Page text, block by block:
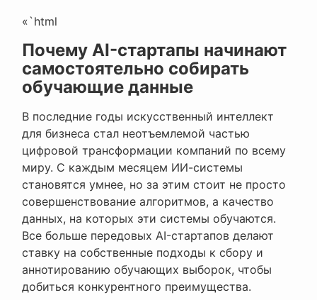
«`html
Почему AI-стартапы начинают
самостоятельно собирать
обучающие данные
В последние годы искусственный интеллект
для бизнеса стал неотъемлемой частью
цифровой трансформации компаний по всему
миру. С каждым месяцем ИИ-системы
становятся умнее, но за этим стоит не просто
совершенствование алгоритмов, а качество
данных, на которых эти системы обучаются.
Все больше передовых AI-стартапов делают
ставку на собственные подходы к сбору и
аннотированию обучающих выборок, чтобы
добиться конкурентного преимущества.